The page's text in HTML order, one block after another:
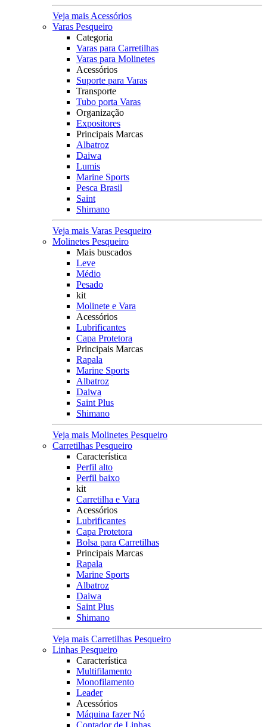
Veja mais Acessórios
Varas Pesqueiro
Categoria
Varas para Carretilhas
Varas para Molinetes
Acessórios
Suporte para Varas
Transporte
Tubo porta Varas
Organização
Expositores
Principais Marcas
Albatroz
Daiwa
Lumis
Marine Sports
Pesca Brasil
Saint
Shimano
Veja mais Varas Pesqueiro
Molinetes Pesqueiro
Mais buscados
Leve
Médio
Pesado
kit
Molinete e Vara
Acessórios
Lubrificantes
Capa Protetora
Principais Marcas
Rapala
Marine Sports
Albatroz
Daiwa
Saint Plus
Shimano
Veja mais Molinetes Pesqueiro
Carretilhas Pesqueiro
Característica
Perfil alto
Perfil baixo
kit
Carretilha e Vara
Acessórios
Lubrificantes
Capa Protetora
Bolsa para Carretilhas
Principais Marcas
Rapala
Marine Sports
Albatroz
Daiwa
Saint Plus
Shimano
Veja mais Carretilhas Pesqueiro
Linhas Pesqueiro
Característica
Multifilamento
Monofilamento
Leader
Acessórios
Máquina fazer Nó
Contador de Linhas